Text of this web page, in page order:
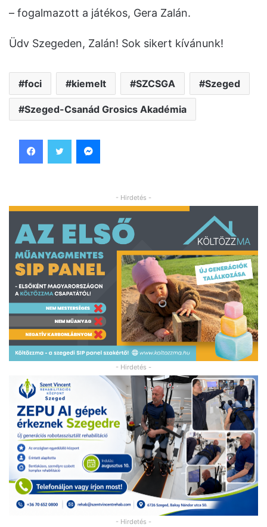
– fogalmazott a játékos, Gera Zalán.
Üdv Szegeden, Zalán! Sok sikert kívánunk!
foci kiemelt SZCSGA Szeged
Szeged-Csanád Grosics Akadémia
- Hirdetés -
- Hirdetés -
- Hirdetés -